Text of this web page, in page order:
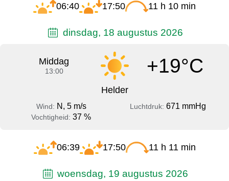
06:40 17:50 11 h 10 min
dinsdag, 18 augustus 2026
Middag
13:00 +19°C
Helder
Wind: N, 5 m/s Luchtdruk: 671 mmHg
Vochtigheid: 37 %
06:39 17:50 11 h 11 min
woensdag, 19 augustus 2026